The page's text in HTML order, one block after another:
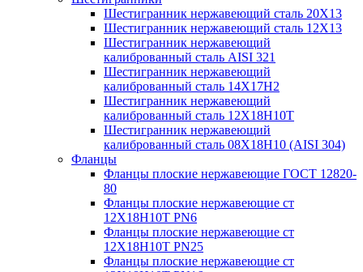
Шестигранник нержавеющий сталь 20Х13
Шестигранник нержавеющий сталь 12Х13
Шестигранник нержавеющий
калиброванный сталь AISI 321
Шестигранник нержавеющий
калиброванный сталь 14Х17Н2
Шестигранник нержавеющий
калиброванный сталь 12Х18Н10Т
Шестигранник нержавеющий
калиброванный сталь 08Х18Н10 (AISI 304)
Фланцы
Фланцы плоские нержавеющие ГОСТ 12820-
80
Фланцы плоские нержавеющие ст
12Х18Н10Т PN6
Фланцы плоские нержавеющие ст
12Х18Н10Т PN25
Фланцы плоские нержавеющие ст